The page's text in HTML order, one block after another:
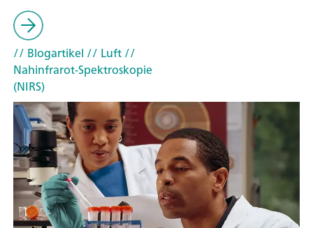
// Blogartikel // Luft//
Nahinfrarot-Spektroskopie
(NIRS)